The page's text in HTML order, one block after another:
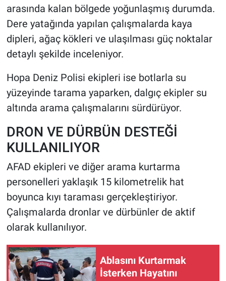
arasında kalan bölgede yoğunlaşmış durumda.
Dere yatağında yapılan çalışmalarda kaya
dipleri, ağaç kökleri ve ulaşılması güç noktalar
detaylı şekilde inceleniyor.
Hopa Deniz Polisi ekipleri ise botlarla su
yüzeyinde tarama yaparken, dalgıç ekipler su
altında arama çalışmalarını sürdürüyor.
DRON VE DÜRBÜN DESTEĞİ
KULLANILIYOR
AFAD ekipleri ve diğer arama kurtarma
personelleri yaklaşık 15 kilometrelik hat
boyunca kıyı taraması gerçekleştiriyor.
Çalışmalarda dronlar ve dürbünler de aktif
olarak kullanılıyor.
Ablasını Kurtarmak
İsterken Hayatını